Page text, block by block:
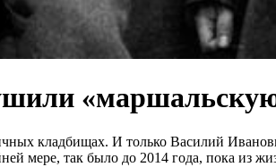
кладбищах. И только Василий
мере, так было до 2014 года, пока из